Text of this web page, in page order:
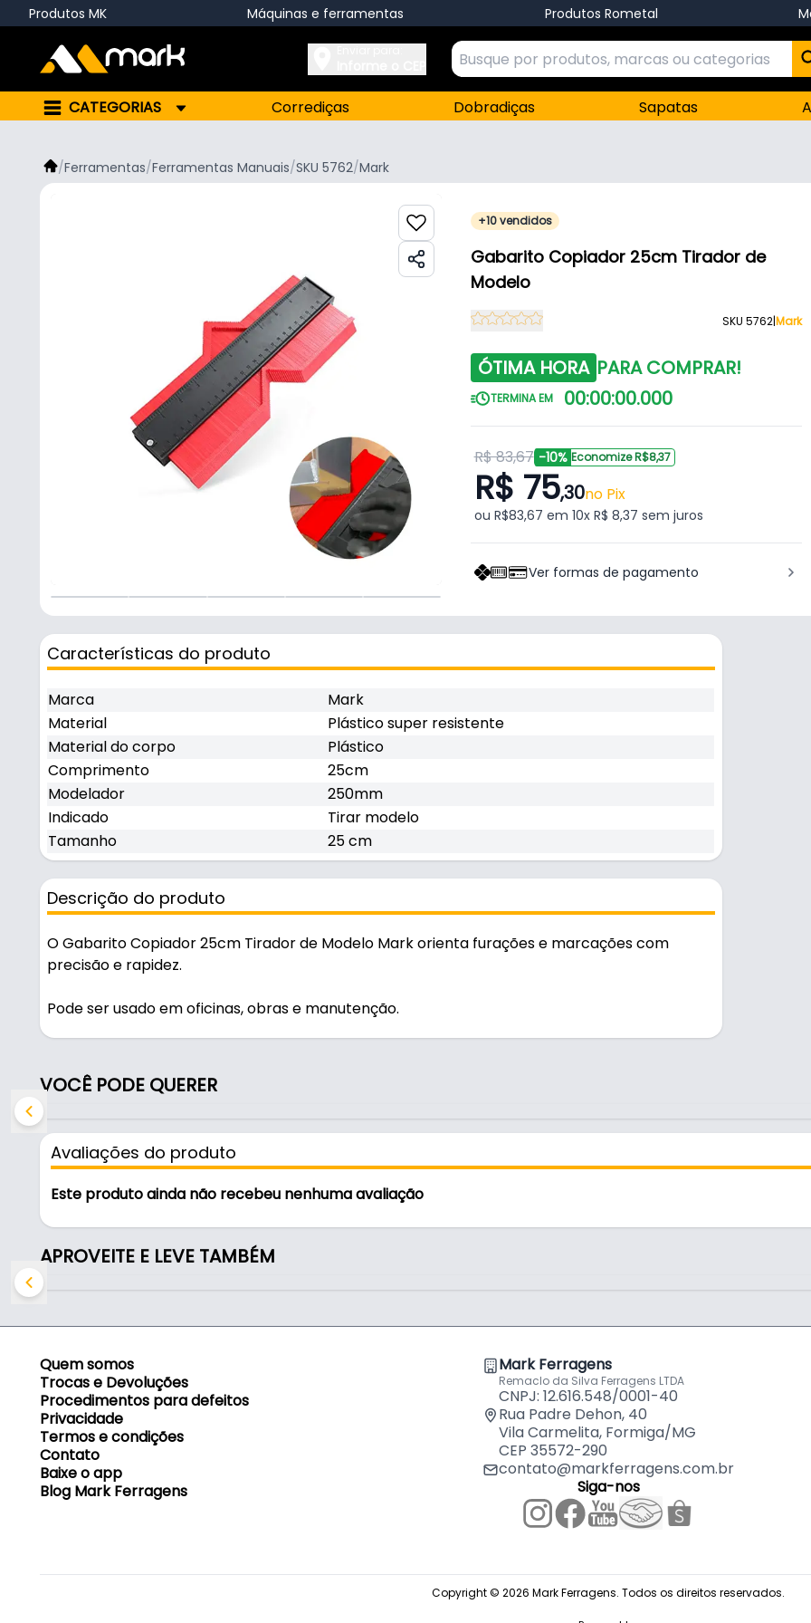
Produtos MK Máquinas e ferramentas Produtos Rometal
CATEGORIAS Corrediças Dobradiças Sapatas
/Ferramentas/Ferramentas Manuais/SKU 5762/Mark
+10 vendidos
Gabarito Copiador 25cm Tirador de
Modelo
SKU 5762|Mark
ÓTIMA HORA PARA COMPRAR!
TERMINA EM 00:00:00.000
R$ 83,67 -10% Economize R$8,37
R$ 75,30no Pix
ou R$83,67 em 10x R$ 8,37 sem juros
Ver formas de pagamento
Características do produto
Marca
Mark
Material
Plástico super resistente
Material do corpo
Plástico
Comprimento
25cm
Modelador
250mm
Indicado
Tirar modelo
Tamanho
25 cm
Descrição do produto
O Gabarito Copiador 25cm Tirador de Modelo Mark orienta furações e marcações com
precisão e rapidez.
Pode ser usado em oficinas, obras e manutenção.
Características:
- Material: Plástico super resistente
- Material do corpo: Plástico
- Comprimento: 25cm
- Modelador: 250mm
- Indicado: Tirar modelo
- Tamanho: 25 cm
VOCÊ PODE QUERER
Avaliações do produto
Este produto ainda não recebeu nenhuma avaliação
APROVEITE E LEVE TAMBÉM
Quem somos
Trocas e Devoluções
Procedimentos para defeitos
Privacidade
Termos e condições
Contato
Baixe o app
Blog Mark Ferragens
Mark Ferragens
Remaclo da Silva Ferragens LTDA
CNPJ: 12.616.548/0001-40
Rua Padre Dehon, 40
Vila Carmelita, Formiga/MG
CEP 35572-290
contato@markferragens.com.br
Siga-nos
Copyright © 2026 Mark Ferragens. Todos os direitos reservados.